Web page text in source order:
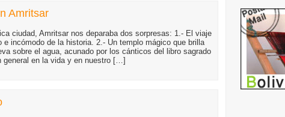
Amritsar
ciudad, Amritsar nos deparaba dos sorpresas: 1.- El viaje
e incómodo de la historia. 2.- Un templo mágico que brilla
sobre el agua, acunado por los cánticos del libro sagrado
general en la vida y en nuestro […]